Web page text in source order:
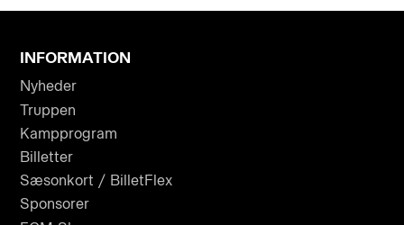
INFORMATION
Nyheder
Truppen
Kampprogram
Billetter
Sæsonkort / BilletFlex
Sponsorer